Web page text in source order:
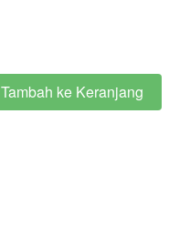
`
Tambah ke Keranjang